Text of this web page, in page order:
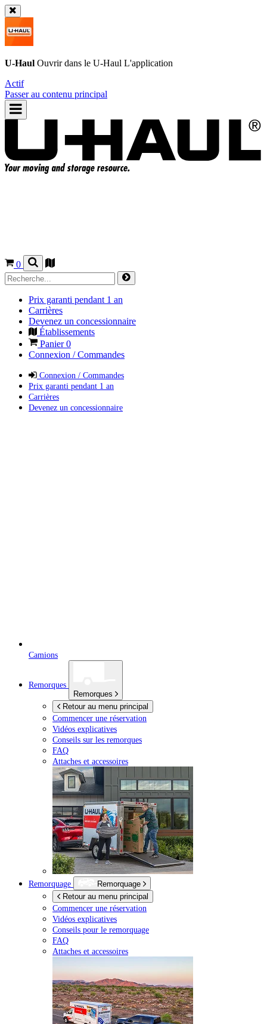
U-Haul Ouvrir dans le U-Haul L'application
Actif
Passer au contenu principal
0
Prix garanti pendant 1 an
Carrières
Devenez un concessionnaire
Établissements
Panier0
Connexion / Commandes
Connexion / Commandes
Prix garanti pendant 1 an
Carrières
Devenez un concessionnaire
Camions
Remorques
Remorques
Retour au menu principal
Commencer une réservation
Vidéos explicatives
Conseils sur les remorques
FAQ
Attaches et accessoires
Remorquage
Remorquage
Retour au menu principal
Commencer une réservation
Vidéos explicatives
Conseils pour le remorquage
FAQ
Attaches et accessoires